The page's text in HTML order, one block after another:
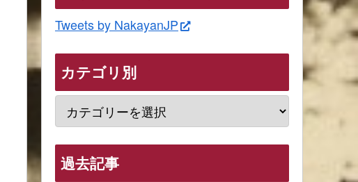
Tweets by NakayanJP
カテゴリ別
過去記事